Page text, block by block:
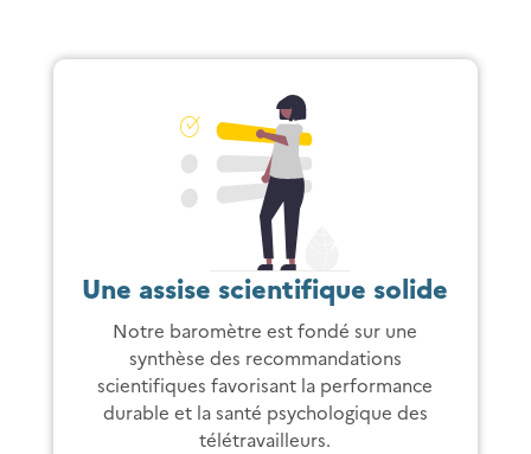
Une assise scientifique solide
Notre baromètre est fondé sur une
synthèse des recommandations
scientifiques favorisant la performance
durable et la santé psychologique des
télétravailleurs.